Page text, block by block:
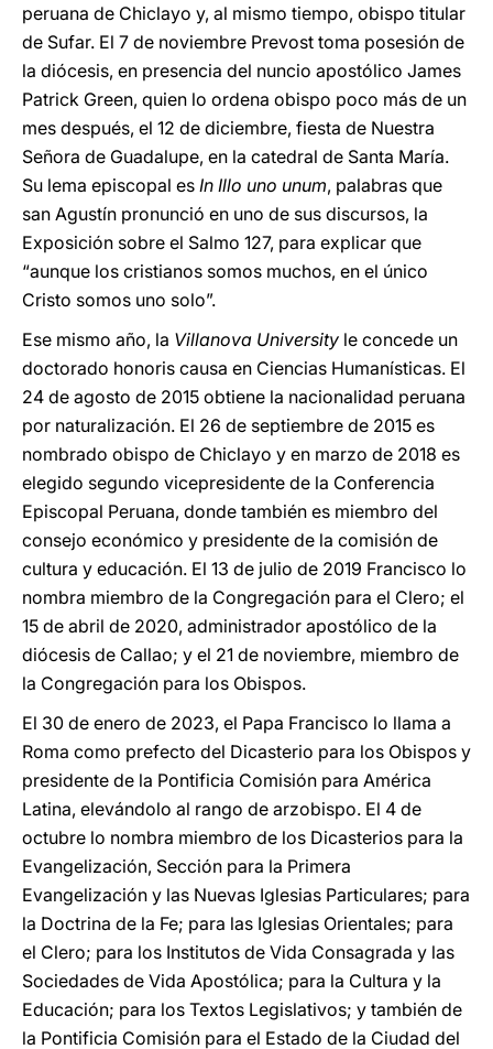
peruana de Chiclayo y, al mismo tiempo, obispo titular
de Sufar. El 7 de noviembre Prevost toma posesión de
la diócesis, en presencia del nuncio apostólico James
Patrick Green, quien lo ordena obispo poco más de un
mes después, el 12 de diciembre, fiesta de Nuestra
Señora de Guadalupe, en la catedral de Santa María.
Su lema episcopal es In Illo uno unum, palabras que
san Agustín pronunció en uno de sus discursos, la
Exposición sobre el Salmo 127, para explicar que
“aunque los cristianos somos muchos, en el único
Cristo somos uno solo”.
Ese mismo año, la Villanova University le concede un
doctorado honoris causa en Ciencias Humanísticas. El
24 de agosto de 2015 obtiene la nacionalidad peruana
por naturalización. El 26 de septiembre de 2015 es
nombrado obispo de Chiclayo y en marzo de 2018 es
elegido segundo vicepresidente de la Conferencia
Episcopal Peruana, donde también es miembro del
consejo económico y presidente de la comisión de
cultura y educación. El 13 de julio de 2019 Francisco lo
nombra miembro de la Congregación para el Clero; el
15 de abril de 2020, administrador apostólico de la
diócesis de Callao; y el 21 de noviembre, miembro de
la Congregación para los Obispos.
El 30 de enero de 2023, el Papa Francisco lo llama a
Roma como prefecto del Dicasterio para los Obispos y
presidente de la Pontificia Comisión para América
Latina, elevándolo al rango de arzobispo. El 4 de
octubre lo nombra miembro de los Dicasterios para la
Evangelización, Sección para la Primera
Evangelización y las Nuevas Iglesias Particulares; para
la Doctrina de la Fe; para las Iglesias Orientales; para
el Clero; para los Institutos de Vida Consagrada y las
Sociedades de Vida Apostólica; para la Cultura y la
Educación; para los Textos Legislativos; y también de
la Pontificia Comisión para el Estado de la Ciudad del